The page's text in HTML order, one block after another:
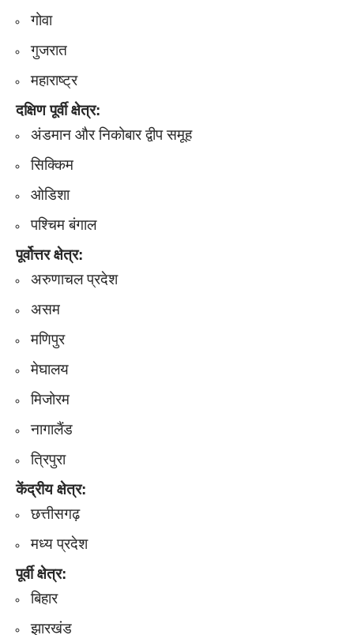
गोवा
गुजरात
महाराष्ट्र​​​
दक्षिण पूर्वी क्षेत्र:
अंडमान और निकोबार द्वीप समूह
सिक्किम
ओडिशा
पश्चिम बंगाल​​​​​
पूर्वोत्तर क्षेत्र:
अरुणाचल प्रदेश
असम
मणिपुर
मेघालय
मिजोरम
नागालैंड
त्रिपुरा
केंद्रीय क्षेत्र:
छत्तीसगढ़
मध्य प्रदेश
पूर्वी क्षेत्र:
बिहार
झारखंड